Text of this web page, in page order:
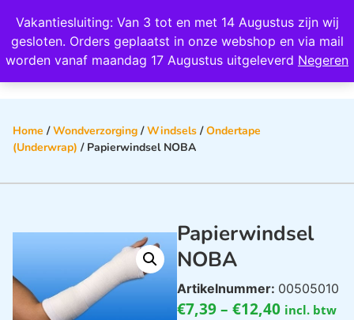
Vakantiesluiting: Van 3 tot en met 14 Augustus zijn wij
gesloten. Orders geplaatst in onze webshop en via mail
worden vanaf maandag 17 Augustus uitgeleverd Negeren
Wij scoren een 4,8 op Google
Home /Wondverzorging /Windsels /Ondertape
(Underwrap) / Papierwindsel NOBA
Papierwindsel
NOBA
Artikelnummer: 00505010
€7,39– €12,40 incl. btw